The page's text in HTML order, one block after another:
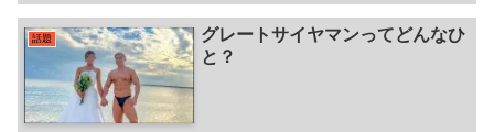
話題
グレートサイヤマンってどんなひ
と？